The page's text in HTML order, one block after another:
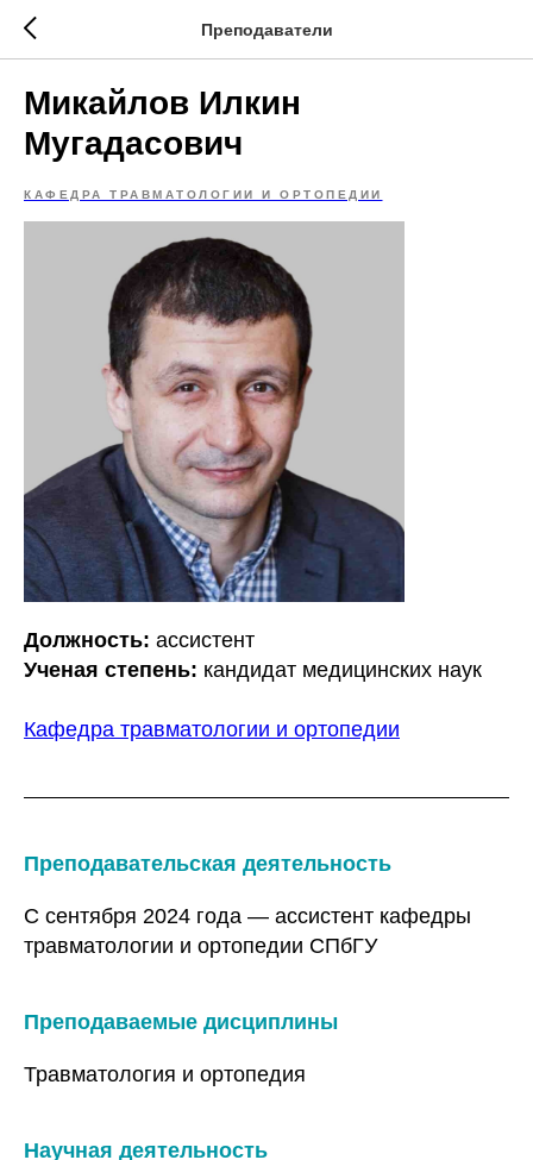
Преподаватели
Микайлов Илкин
Мугадасович
КАФЕДРА ТРАВМАТОЛОГИИ И ОРТОПЕДИИ
Должность: ассистент
Ученая степень: кандидат медицинских наук
Кафедра травматологии и ортопедии
Преподавательская деятельность
С сентября 2024 года — ассистент кафедры
травматологии и ортопедии СПбГУ
Преподаваемые дисциплины
Травматология и ортопедия
Научная деятельность